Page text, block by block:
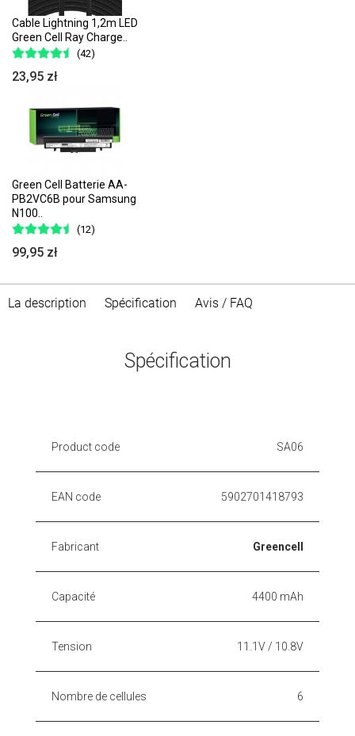
Cable Lightning 1,2m LED
Green Cell Ray Charge..
(42)
23,95 zł
Green Cell Batterie AA-
PB2VC6B pour Samsung
N100..
(12)
99,95 zł
La description Spécification Avis / FAQ
Spécification
Product code SA06
EAN code 5902701418793
Fabricant Greencell
Capacité 4400 mAh
Tension 11.1V / 10.8V
Nombre de cellules 6